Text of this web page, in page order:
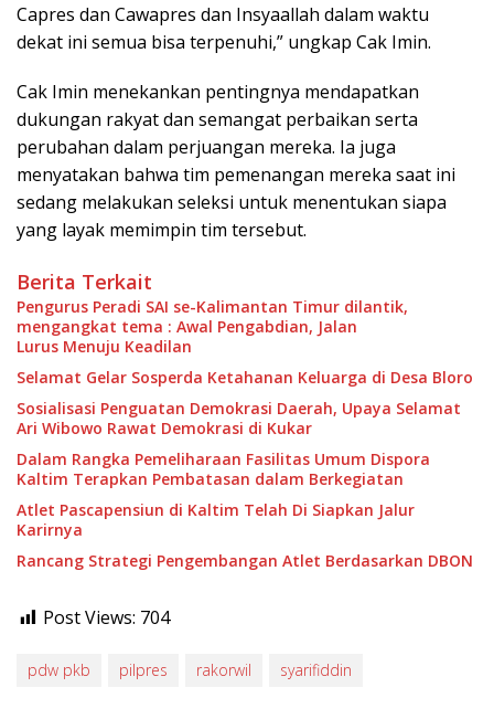
Capres dan Cawapres dan Insyaallah dalam waktu
dekat ini semua bisa terpenuhi,” ungkap Cak Imin.
Cak Imin menekankan pentingnya mendapatkan
dukungan rakyat dan semangat perbaikan serta
perubahan dalam perjuangan mereka. Ia juga
menyatakan bahwa tim pemenangan mereka saat ini
sedang melakukan seleksi untuk menentukan siapa
yang layak memimpin tim tersebut.
Berita Terkait
Pengurus Peradi SAI se-Kalimantan Timur dilantik,
mengangkat tema : Awal Pengabdian, Jalan
Lurus Menuju Keadilan
Selamat Gelar Sosperda Ketahanan Keluarga di Desa Bloro
Sosialisasi Penguatan Demokrasi Daerah, Upaya Selamat
Ari Wibowo Rawat Demokrasi di Kukar
Dalam Rangka Pemeliharaan Fasilitas Umum Dispora
Kaltim Terapkan Pembatasan dalam Berkegiatan
Atlet Pascapensiun di Kaltim Telah Di Siapkan Jalur
Karirnya
Rancang Strategi Pengembangan Atlet Berdasarkan DBON
Post Views: 704
pdw pkb pilpres rakorwil syarifiddin